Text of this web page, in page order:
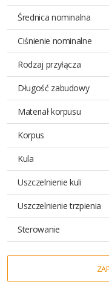
Średnica nominalna
Ciśnienie nominalne
Rodzaj przyłącza
Długość zabudowy
Materiał korpusu
Korpus
Kula
Uszczelnienie kuli
Uszczelnienie trzpienia
Sterowanie